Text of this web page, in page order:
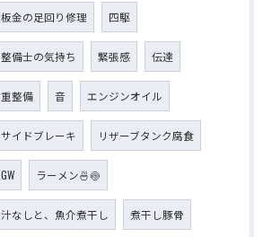
板金の足回り修理 四駆
整備士の気持ち 緊張感 伝達
重整備 音 エンジンオイル
サイドブレーキ リザーブタンク腐食
GW ラーメン🍜🍥
汁なしと、魚介煮干し 煮干し豚骨